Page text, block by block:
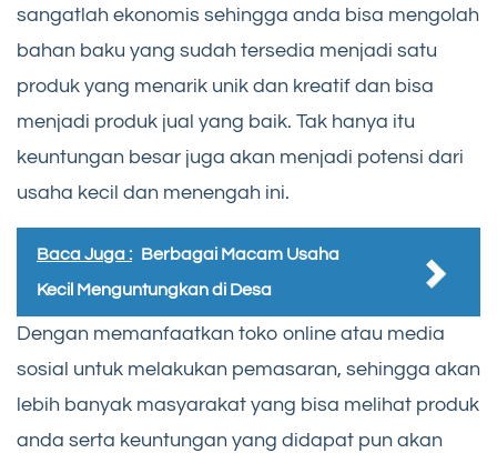
sangatlah ekonomis sehingga anda bisa mengolah
bahan baku yang sudah tersedia menjadi satu
produk yang menarik unik dan kreatif dan bisa
menjadi produk jual yang baik. Tak hanya itu
keuntungan besar juga akan menjadi potensi dari
usaha kecil dan menengah ini.
Baca Juga : Berbagai Macam Usaha
Kecil Menguntungkan di Desa
Dengan memanfaatkan toko online atau media
sosial untuk melakukan pemasaran, sehingga akan
lebih banyak masyarakat yang bisa melihat produk
anda serta keuntungan yang didapat pun akan